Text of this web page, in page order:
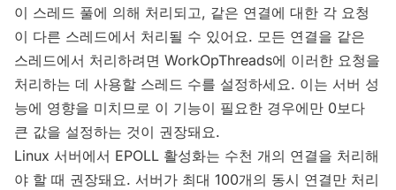
이 스레드 풀에 의해 처리되고, 같은 연결에 대한 각 요청
이 다른 스레드에서 처리될 수 있어요. 모든 연결을 같은
스레드에서 처리하려면 WorkOpThreads에 이러한 요청을
처리하는 데 사용할 스레드 수를 설정하세요. 이는 서버 성
능에 영향을 미치므로 이 기능이 필요한 경우에만 0보다
큰 값을 설정하는 것이 권장돼요.
Linux 서버에서 EPOLL 활성화는 수천 개의 연결을 처리해
야 할 때 권장돼요. 서버가 최대 100개의 동시 연결만 처리